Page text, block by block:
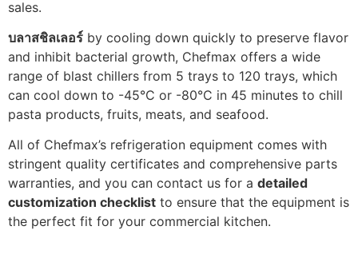
sales.
บลาสชิลเลอร์ by cooling down quickly to preserve flavor
and inhibit bacterial growth, Chefmax offers a wide
range of blast chillers from 5 trays to 120 trays, which
can cool down to -45°C or -80°C in 45 minutes to chill
pasta products, fruits, meats, and seafood.
All of Chefmax’s refrigeration equipment comes with
stringent quality certificates and comprehensive parts
warranties, and you can contact us for a detailed
customization checklist to ensure that the equipment is
the perfect fit for your commercial kitchen.